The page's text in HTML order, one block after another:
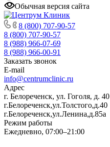
Обычная версия сайта
8 (800) 707-90-57
8 (800) 707-90-57
8 (988) 966-07-69
8 (988) 966-00-91
Заказать звонок
E-mail
info@centrumclinic.ru
Адрес
г. Белореченск, ул. Гоголя, д. 40
г.Белореченск,ул.Толстого,д.40
г.Белореченск,ул.Ленина,д.85а
Режим работы
Ежедневно, 07:00–21:00